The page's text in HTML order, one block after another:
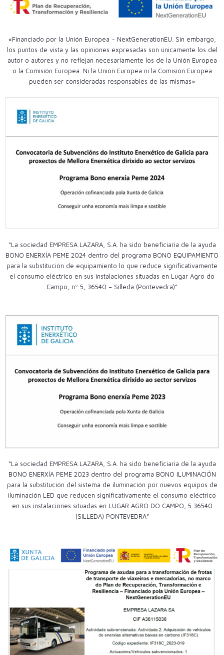
«Financiado por la Unión Europea – NextGenerationEU. Sin embargo,
los puntos de vista y las opiniones expresadas son únicamente los del
autor o autores y no reflejan necesariamente los de la Unión Europea
o la Comisión Europea. Ni la Unión Europea ni la Comisión Europea
pueden ser consideradas responsables de las mismas»
“La sociedad EMPRESA LAZARA, S.A. ha sido beneficiaria de la ayuda
BONO ENERXÍA PEME 2024 dentro del programa BONO EQUIPAMIENTO
para la substitución de equipamiento lo que reduce significativamente
el consumo eléctrico en sus instalaciones situadas en Lugar Agro do
Campo, nº 5, 36540 – Silleda (Pontevedra)”
“La sociedad EMPRESA LAZARA, S.A. ha sido beneficiaria de la ayuda
BONO ENERXÍA PEME 2023 dentro del programa BONO ILUMINACIÓN
para la substitución del sistema de iluminación por nuevos equipos de
iluminación LED que reducen significativamente el consumo eléctrico
en sus instalaciones situadas en LUGAR AGRO DO CAMPO, 5 36540
(SILLEDA) PONTEVEDRA”